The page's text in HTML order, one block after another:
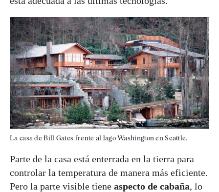
La casa de Bill Gates frente al lago Washington en Seattle.
Parte de la casa está enterrada en la tierra para
controlar la temperatura de manera más eficiente.
Pero la parte visible tiene aspecto de cabaña, lo